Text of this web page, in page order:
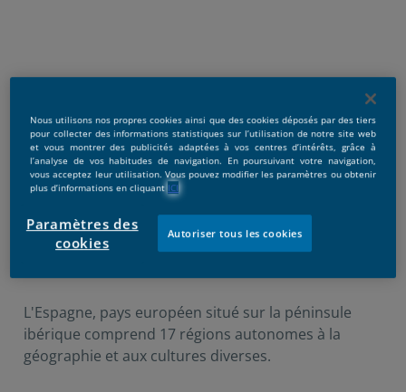
Publicado:23/09/2019|Actualizado:17/01/2025
L'Espagne, pays européen situé sur la péninsule
ibérique comprend 17 régions autonomes à la
géographie et aux cultures diverses.
Nous utilisons nos propres cookies ainsi que des cookies déposés par des tiers
pour collecter des informations statistiques sur l’utilisation de notre site web
et vous montrer des publicités adaptées à vos centres d’intérêts, grâce à
l’analyse de vos habitudes de navigation. En poursuivant votre navigation,
vous acceptez leur utilisation. Vous pouvez modifier les paramètres ou obtenir
plus d’informations en cliquant ICI
Paramètres des
cookies
Autoriser tous les cookies